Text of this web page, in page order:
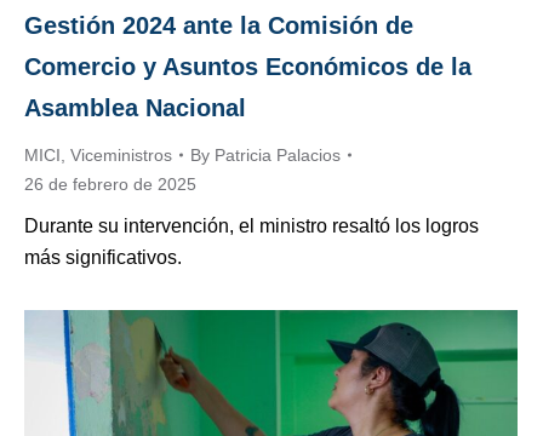
Gestión 2024 ante la Comisión de
Comercio y Asuntos Económicos de la
Asamblea Nacional
MICI Viceministros By Patricia Palacios
26 de febrero de 2025
Durante su intervención, el ministro resaltó los logros
más significativos.